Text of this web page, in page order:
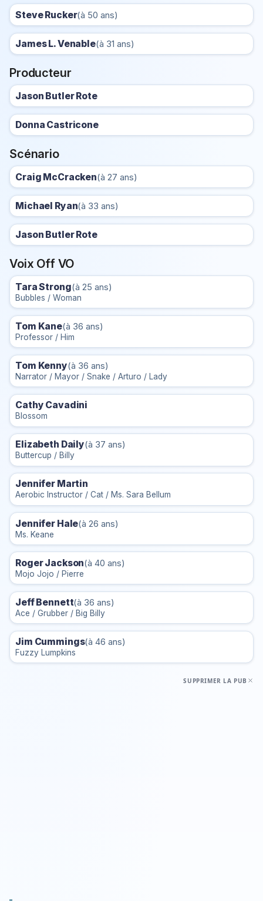
Steve Rucker(à 50 ans)
James L. Venable(à 31 ans)
Producteur
Jason Butler Rote
Donna Castricone
Scénario
Craig McCracken(à 27 ans)
Michael Ryan(à 33 ans)
Jason Butler Rote
Voix Off VO
Tara Strong(à 25 ans)
Bubbles / Woman
Tom Kane(à 36 ans)
Professor / Him
Tom Kenny(à 36 ans)
Narrator / Mayor / Snake / Arturo / Lady
Cathy Cavadini
Blossom
Elizabeth Daily(à 37 ans)
Buttercup / Billy
Jennifer Martin
Aerobic Instructor / Cat / Ms. Sara Bellum
Jennifer Hale(à 26 ans)
Ms. Keane
Roger Jackson(à 40 ans)
Mojo Jojo / Pierre
Jeff Bennett(à 36 ans)
Ace / Grubber / Big Billy
Jim Cummings(à 46 ans)
Fuzzy Lumpkins
SUPPRIMER LA PUB